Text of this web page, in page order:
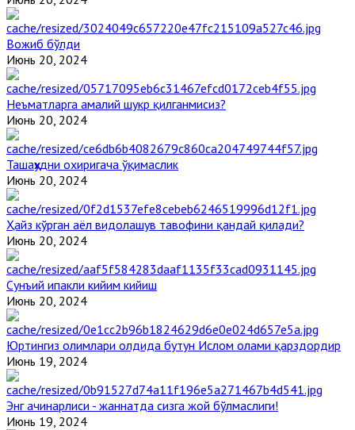
Вожиб бўлди
Июнь 20, 2024
Неъматларга амалий шукр қилганмисиз?
Июнь 20, 2024
Ташаҳҳудни охиригача ўқимаслик
Июнь 20, 2024
Ҳайз кўрган аёл видолашув тавофини қандай қилади?
Июнь 20, 2024
Сунъий ипакли кийим кийиш
Июнь 20, 2024
Юртингиз олимлари олдида бутун Ислом олами қарздордир
Июнь 19, 2024
Энг ачинарлиси - жаннатда сизга жой бўлмаслиги!
Июнь 19, 2024